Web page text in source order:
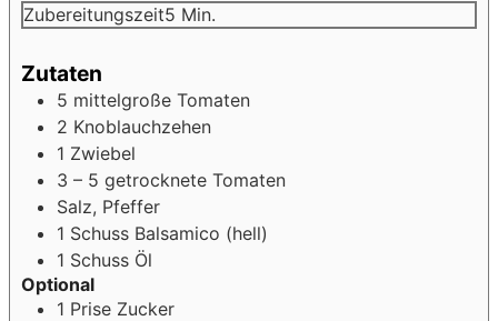
Zubereitungszeit5 Minuten
Min.
Zutaten
5 mittelgroße Tomaten
2 Knoblauchzehen
1 Zwiebel
3 – 5 getrocknete Tomaten
Salz, Pfeffer
1 Schuss Balsamico (hell)
1 Schuss Öl
Optional
1 Prise Zucker